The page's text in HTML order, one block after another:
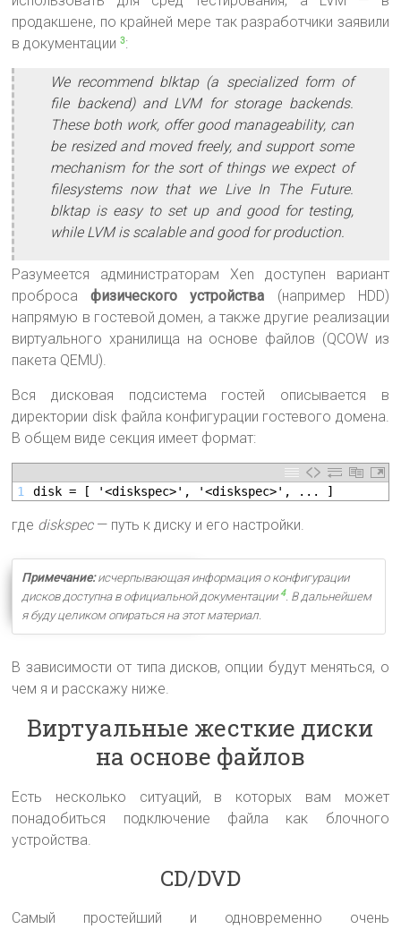
продакшене, по крайней мере так разработчики заявили
в документации 3:
We recommend blktap (a specialized form of
file backend) and LVM for storage backends.
These both work, offer good manageability, can
be resized and moved freely, and support some
mechanism for the sort of things we expect of
filesystems now that we Live In The Future.
blktap is easy to set up and good for testing,
while LVM is scalable and good for production.
Разумеется администраторам Xen доступен вариант
пробросафизического устройства (например HDD)
напрямую в гостевой домен, а также другие реализации
виртуального хранилища на основе файлов (QCOW из
пакета QEMU).
Вся дисковая подсистема гостей описывается в
директории disk файла конфигурации гостевого домена.
В общем виде секция имеет формат:
1 disk = [ '<diskspec>', '<diskspec>', ... ]
где diskspec— путь к диску и его настройки.
Примечание:исчерпывающая информация о конфигурации
дисков доступна в официальной документации 4. В дальнейшем
я буду целиком опираться на этот материал.
В зависимости от типа дисков, опции будут меняться, о
чем я и расскажу ниже.
Виртуальные жесткие диски
на основе файлов
Есть несколько ситуаций, в которых вам может
понадобиться подключение файла как блочного
устройства.
CD/DVD
Самый простейший и одновременно очень